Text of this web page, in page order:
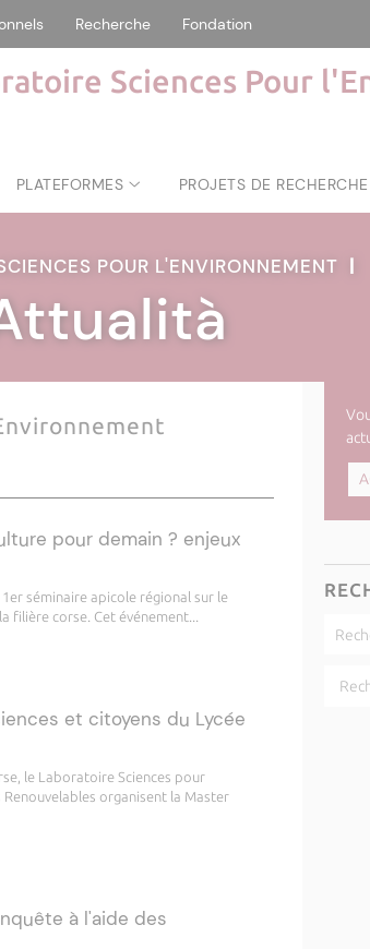
Recherche Fondation
Sciences Pour
PLATEFORMES PROJETS DE RECHERCHE
POUR L'ENVIRONNEMENT |
pour demain ? enjeux
séminaire apicole régional sur le
filière corse. Cet événement...
et citoyens du Lycée
le Laboratoire Sciences pour
Renouvelables organisent la Master
à l'aide des